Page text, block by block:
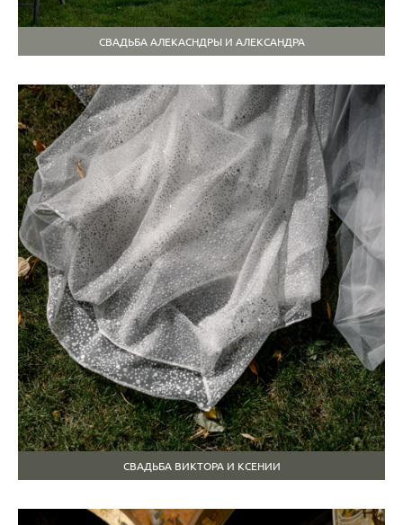
СВАДЬБА АЛЕКАСНДРЫ И АЛЕКСАНДРА
СВАДЬБА ВИКТОРА И КСЕНИИ